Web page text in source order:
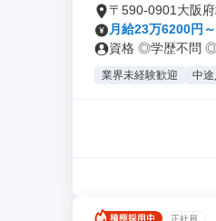
〒590-0901大阪
月給23万6200円
資格 ◎学歴不問 ◎
業界未経験歓迎 中
正社員